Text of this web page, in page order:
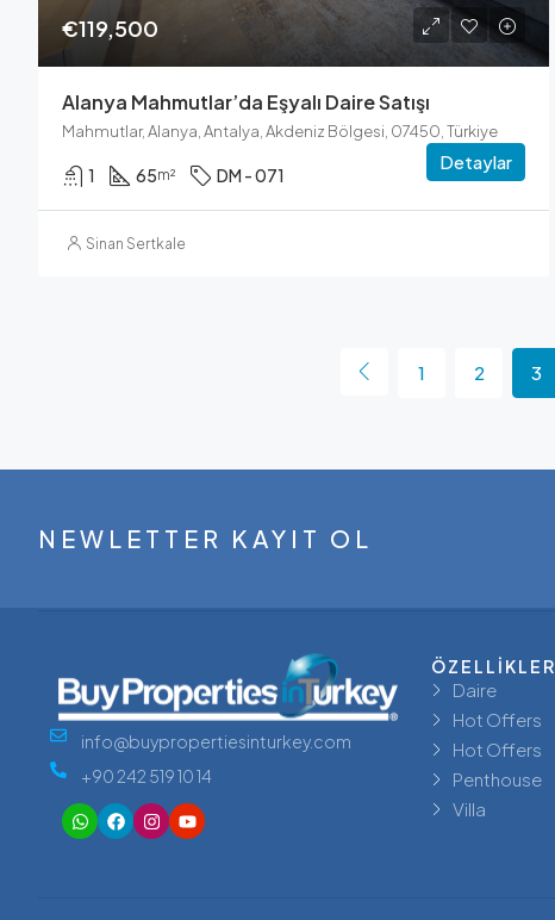
€119,500
Alanya Mahmutlar’da Eşyalı Daire Satışı
Mahmutlar, Alanya, Antalya, Akdeniz Bölgesi, 07450, Türkiye
1 65m² DM - 071
Detaylar
Sinan Sertkale
1 2 3
NEWLETTER KAYIT OL
info@buypropertiesinturkey.com
+90 242 519 10 14
ÖZELLİKLER
Daire
Hot Offers
Hot Offers
Penthouse
Villa